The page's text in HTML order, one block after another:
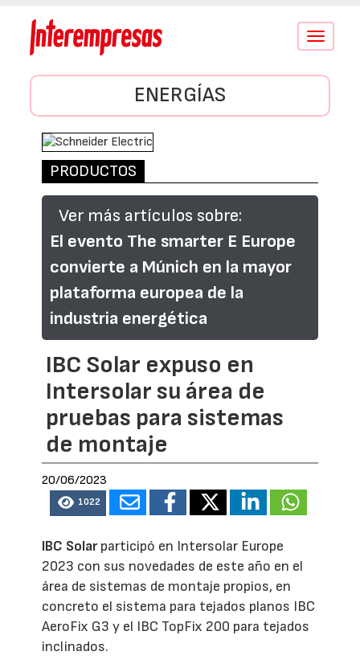
Conmutar
ENERGÍAS
PRODUCTOS
Ver más artículos sobre:
El evento The smarter E Europe
convierte a Múnich en la mayor
plataforma europea de la
industria energética
IBC Solar expuso en
Intersolar su área de
pruebas para sistemas
de montaje
20/06/2023
1022
IBC Solarparticipó en Intersolar Europe
2023 con sus novedades de este año en el
área de sistemas de montaje propios, en
concreto el sistema para tejados planos IBC
AeroFix G3 y el IBC TopFix 200 para tejados
inclinados.